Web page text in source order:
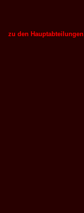
zu den Hauptabteilungen